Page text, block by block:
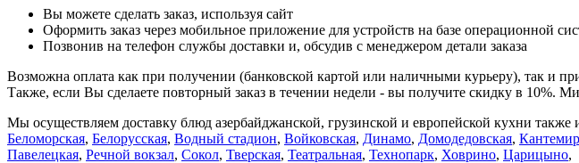
Вы можете сделать заказ, используя сайт
Оформить заказ через мобильное приложение для устройств на базе операционной
Позвонив на телефон службы доставки и, обсудив с менеджером детали заказа
Возможна оплата как при получении (банковской картой или наличными курьеру), так и
Также, если Вы сделаете повторный заказ в течении недели - вы получите скидку в 10%.
Мы осуществляем доставку блюд азербайджанской, грузинской и европейской кухни
Беломорская, Белорусская, Водный стадион, Войковская, Динамо, Домодедовская,
Павелецкая, Речной вокзал, Сокол, Тверская, Театральная, Технопарк, Ховрино, Царицыно,